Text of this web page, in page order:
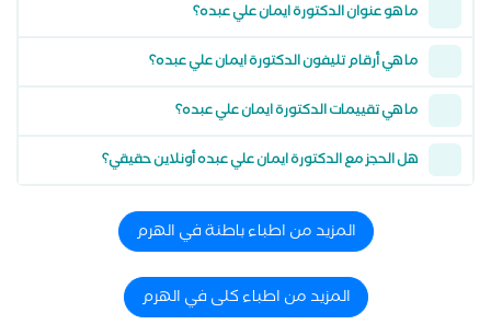
ما هو عنوان الدكتورة ايمان علي عبده؟
ما هي أرقام تليفون الدكتورة ايمان علي عبده؟
ما هي تقييمات الدكتورة ايمان علي عبده؟
هل الحجز مع الدكتورة ايمان علي عبده أونلاين حقيقي؟
المزيد من اطباء باطنة في الهرم
المزيد من اطباء كلى في الهرم